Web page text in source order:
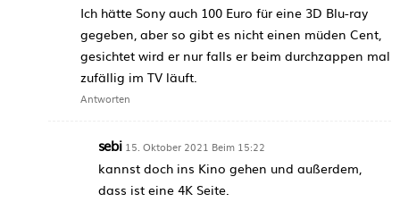
Ich hätte Sony auch 100 Euro für eine 3D Blu-ray
gegeben, aber so gibt es nicht einen müden Cent,
gesichtet wird er nur falls er beim durchzappen mal
zufällig im TV läuft.
Antworten
sebi 15. Oktober 2021 Beim 15:22
kannst doch ins Kino gehen und außerdem,
dass ist eine 4K Seite.